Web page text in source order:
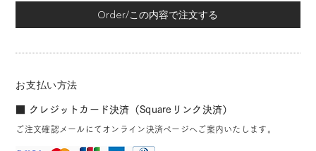
Order/この内容で注文する
お支払い方法
■ クレジットカード決済（Squareリンク決済）
ご注文確認メールにてオンライン決済ページへご案内いたします。